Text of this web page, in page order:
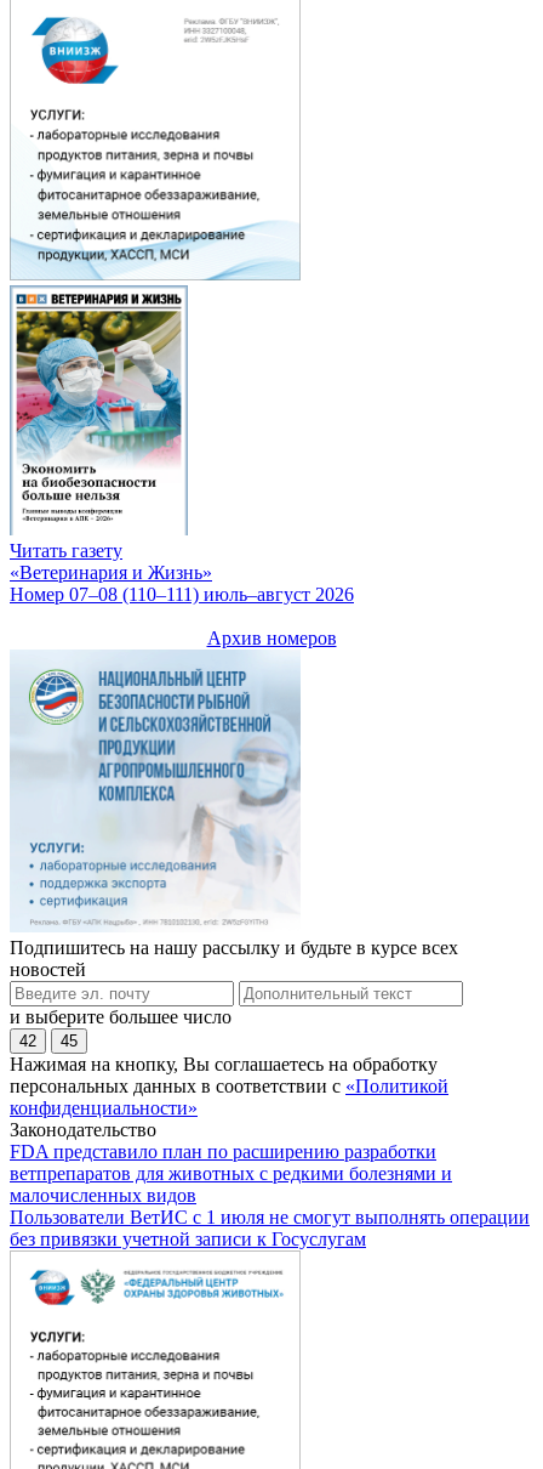
Читать газету
«Ветеринария и Жизнь»
Номер 07–08 (110–111) июль–август 2026
Архив номеров
Подпишитесь на нашу рассылку и будьте в курсе всех
новостей
и выберите большее число
42 45
Нажимая на кнопку, Вы соглашаетесь на обработку
персональных данных в соответствии с «Политикой
конфиденциальности»
Законодательство
FDA представило план по расширению разработки
ветпрепаратов для животных с редкими болезнями и
малочисленных видов
Пользователи ВетИС с 1 июля не смогут выполнять операции
без привязки учетной записи к Госуслугам